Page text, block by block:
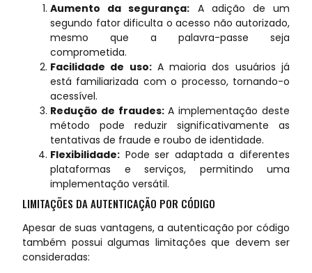
Aumento da segurança: A adição de um
segundo fator dificulta o acesso não autorizado,
mesmo que a palavra-passe seja
comprometida.
Facilidade de uso:A maioria dos usuários já
está familiarizada com o processo, tornando-o
acessível.
Redução de fraudes:A implementação deste
método pode reduzir significativamente as
tentativas de fraude e roubo de identidade.
Flexibilidade: Pode ser adaptada a diferentes
plataformas e serviços, permitindo uma
implementação versátil.
LIMITAÇÕES DA AUTENTICAÇÃO POR CÓDIGO
Apesar de suas vantagens, a autenticação por código
também possui algumas limitações que devem ser
consideradas: